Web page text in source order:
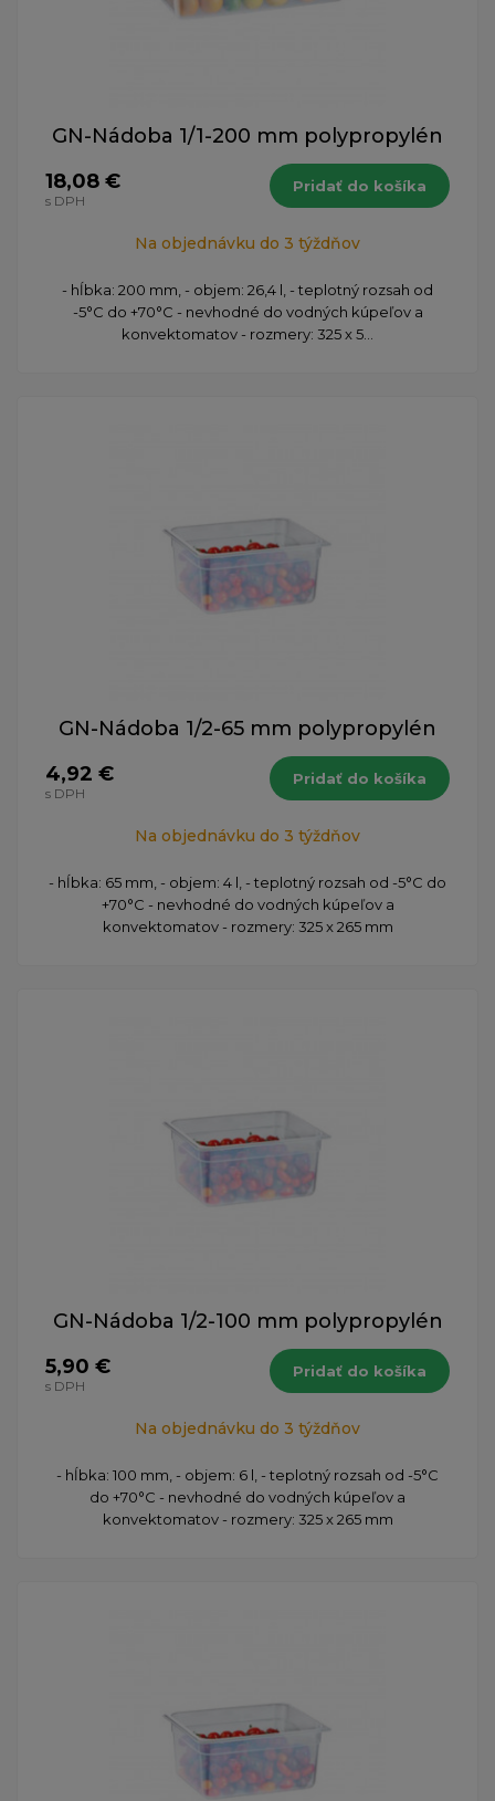
GN-Nádoba 1/1-200 mm polypropylén
18,08 €
s DPH
Pridať do košíka
Na objednávku do 3 týždňov
- hĺbka: 200 mm, - objem: 26,4 l, - teplotný rozsah od
-5°C do +70°C - nevhodné do vodných kúpeľov a
konvektomatov - rozmery: 325 x 5...
GN-Nádoba 1/2-65 mm polypropylén
4,92 €
s DPH
Pridať do košíka
Na objednávku do 3 týždňov
- hĺbka: 65 mm, - objem: 4 l, - teplotný rozsah od -5°C do
+70°C - nevhodné do vodných kúpeľov a
konvektomatov - rozmery: 325 x 265 mm
GN-Nádoba 1/2-100 mm polypropylén
5,90 €
s DPH
Pridať do košíka
Na objednávku do 3 týždňov
- hĺbka: 100 mm, - objem: 6 l, - teplotný rozsah od -5°C
do +70°C - nevhodné do vodných kúpeľov a
konvektomatov - rozmery: 325 x 265 mm